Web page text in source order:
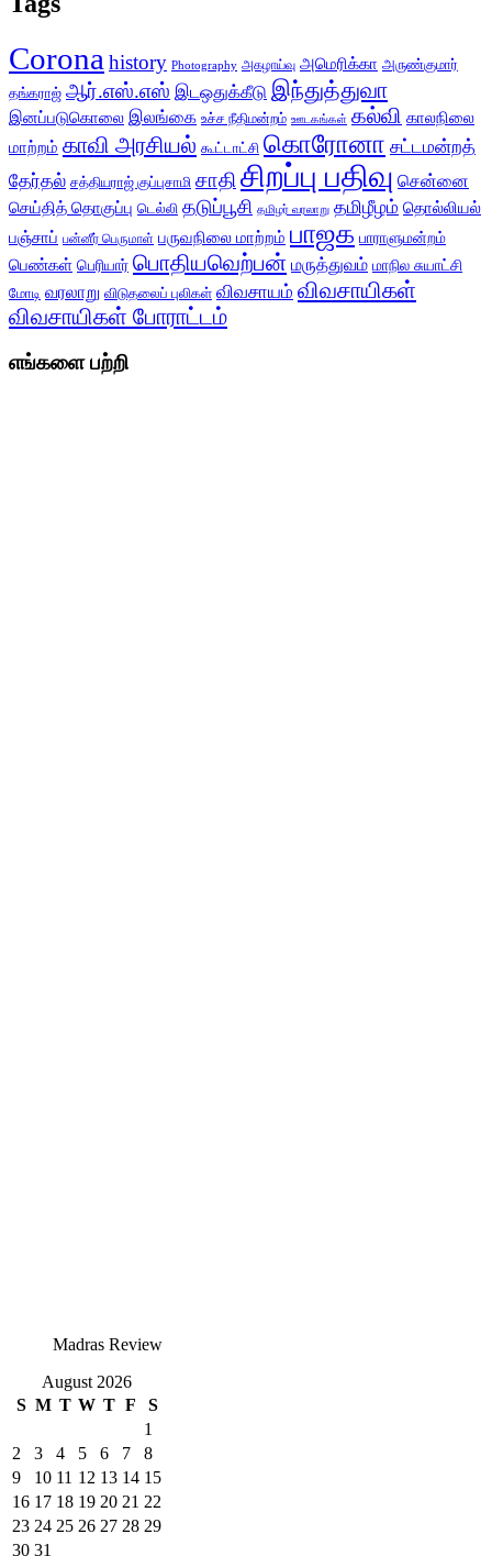
Corona history Photography அகழாய்வு அமெரிக்கா அருண்குமார்
தங்கராஜ் ஆர்.எஸ்.எஸ் இடஒதுக்கீடு இந்துத்துவா
இனப்படுகொலை இலங்கை உச்ச நீதிமன்றம் ஊடகங்கள் கல்வி காலநிலை
மாற்றம் காவி அரசியல் கூட்டாட்சி கொரோனா சட்டமன்றத்
தேர்தல் சத்தியராஜ் குப்புசாமி சாதிசிறப்பு பதிவு சென்னை
செய்தித் தொகுப்பு டெல்லி தடுப்பூசி தமிழர் வரலாறு தமிழீழம் தொல்லியல்
பஞ்சாப் பன்னீர் பெருமாள் பருவநிலை மாற்றம் பாஜக பாராளுமன்றம்
பெண்கள் பெரியார் பொதியவெற்பன் மருத்துவம் மாநில சுயாட்சி
மோடி வரலாறு விடுதலைப் புலிகள் விவசாயம் விவசாயிகள்
விவசாயிகள் போராட்டம்
எங்களை பற்றி
Madras Review
August 2026
S M T W T F
S
1
2
3 4 5 6 7
8
9
10 11 12 13 14 15
16 17 18 19 20 21 22
23 24 25 26 27 28 29
30 31